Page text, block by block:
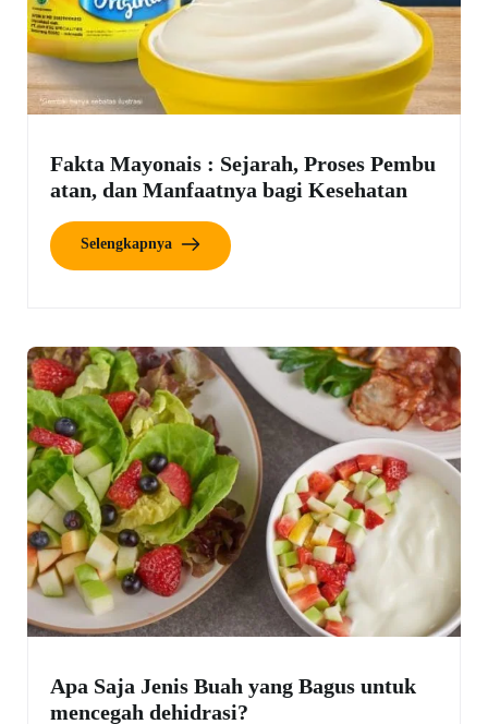
Fakta Mayonais : Sejarah, Proses Pembu
atan, dan Manfaatnya bagi Kesehatan
Selengkapnya
Apa Saja Jenis Buah yang Bagus untuk
mencegah dehidrasi?